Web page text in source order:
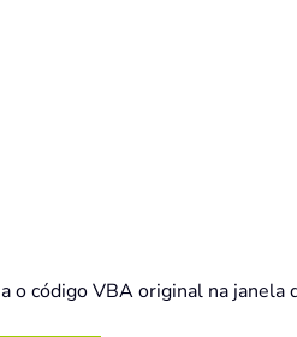
o código VBA original na janela